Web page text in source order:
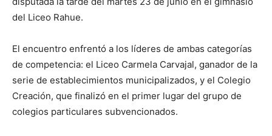
del Liceo Rahue.
El encuentro enfrentó a los líderes de ambas categorías
de competencia: el Liceo Carmela Carvajal, ganador de la
serie de establecimientos municipalizados, y el Colegio
Creación, que finalizó en el primer lugar del grupo de
colegios particulares subvencionados.